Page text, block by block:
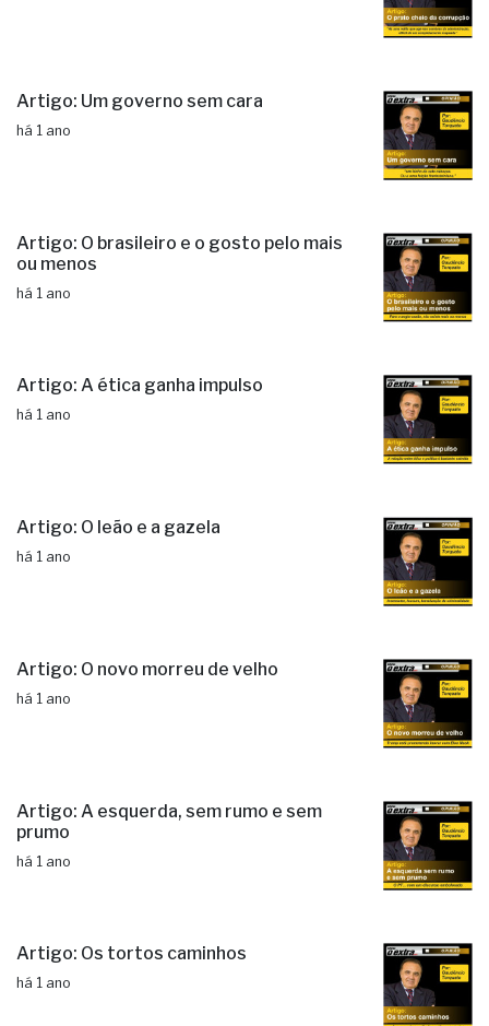
Artigo: Um governo sem cara
há 1 ano
Artigo: O brasileiro e o gosto pelo mais
ou menos
há 1 ano
Artigo: A ética ganha impulso
há 1 ano
Artigo: O leão e a gazela
há 1 ano
Artigo: O novo morreu de velho
há 1 ano
Artigo: A esquerda, sem rumo e sem
prumo
há 1 ano
Artigo: Os tortos caminhos
há 1 ano